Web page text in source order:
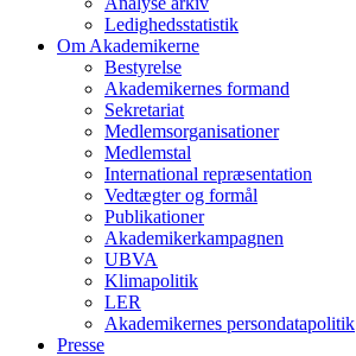
Ledighedsstatistik
Om Akademikerne
Bestyrelse
Akademikernes formand
Sekretariat
Medlemsorganisationer
Medlemstal
International repræsentation
Vedtægter og formål
Publikationer
Akademikerkampagnen
UBVA
Klimapolitik
LER
Akademikernes persondatapolitik
Presse